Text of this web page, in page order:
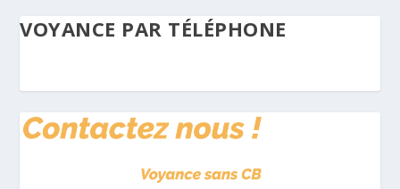
VOYANCE PAR TÉLÉPHONE